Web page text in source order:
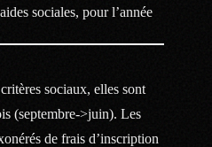
sociales, pour l’année
sociaux, elles sont
(septembre->juin). Les
de frais d’inscription